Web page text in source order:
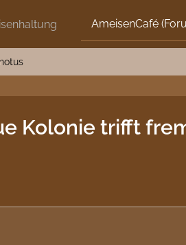
AmeisenCafé
Kolonie trifft